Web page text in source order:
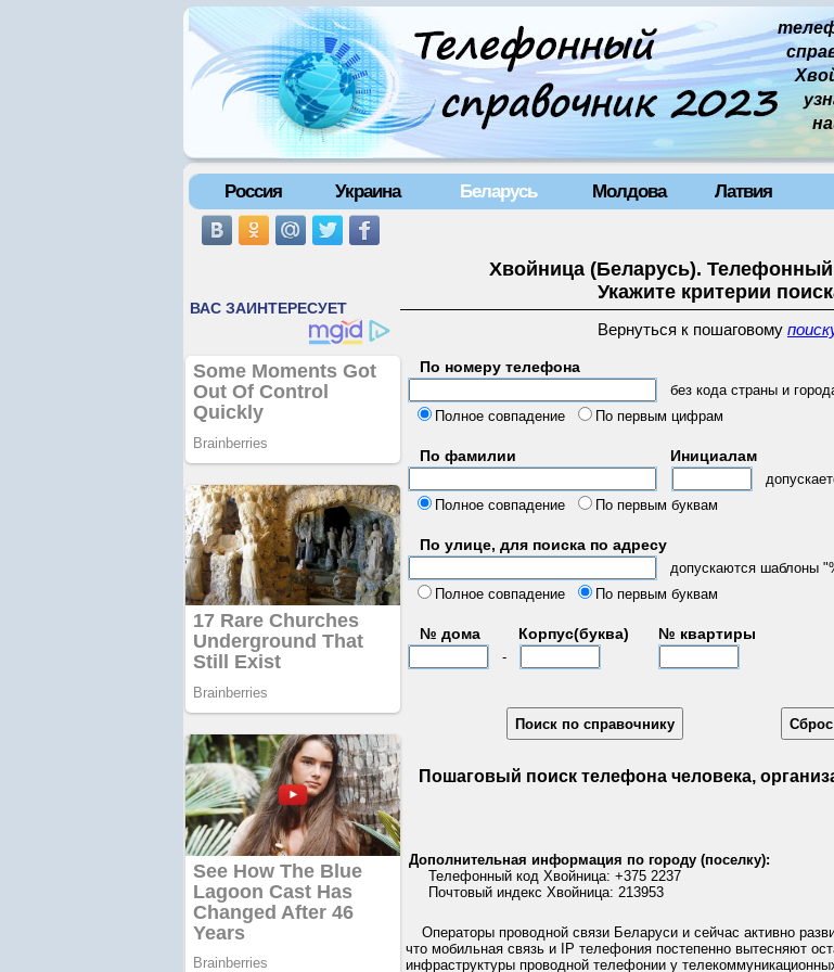
Россия Украина Беларусь Молдова Латвия
Хвойница (Беларусь). Телефонный
Укажите критерии
Вернуться к пошаговому
По номеру телефона
без кода страны и
Полное совпадение
По первым цифрам
По фамилии Инициалам
Полное совпадение
По первым буквам
По улице, для поиска по адресу
допускаются шаблоны
Полное совпадение
По первым буквам
№ дома Корпус(буква) № квартиры
-
Пошаговый поиск телефона человека,
Дополнительная информация по городу (поселку):
Телефонный код Хвойница: +375 2237
Почтовый индекс Хвойница: 213953
Операторы проводной связи Беларуси и сейчас активно
что мобильная связь и IP телефония постепенно вытесняют
инфраструктуры проводной телефонии у